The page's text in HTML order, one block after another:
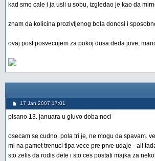
kad smo cale i ja usli u sobu, izgledao je kao da
znam da kolicina prozivljenog bola donosi i
ovaj post posvecujem za pokoj dusa deda jove,
17 Jan 2007 17:01
pisano 13. januara u gluvo doba noci
osecam se cudno. pola tri je, ne mogu da spavam.
mi na pamet trenuci tipa vece pre prve udaje - ali
sto zelis da rodis dete i sto ces postati majka za